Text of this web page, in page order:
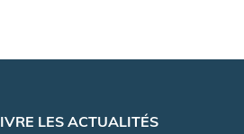
LES ACTUALITÉS